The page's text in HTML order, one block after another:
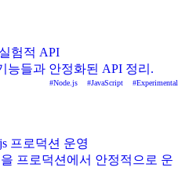
험적 API
능들과 안정화된 API 정리.
#Node.js #JavaScript #Experimental
프로덕션 운영
프로덕션에서 안정적으로 운